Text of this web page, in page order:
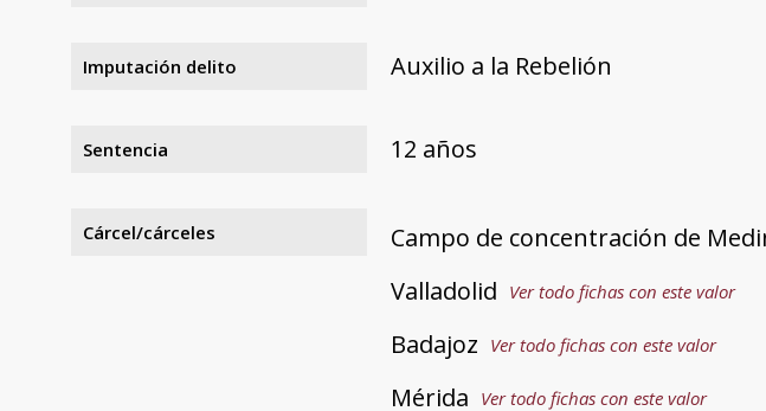
Imputación delito Auxilio a la Rebelión
Sentencia 12 años
Cárcel/cárceles Campo de concentración de
Valladolid Ver todo fichas con este valor
Badajoz Ver todo fichas con este valor
Mérida Ver todo fichas con este valor